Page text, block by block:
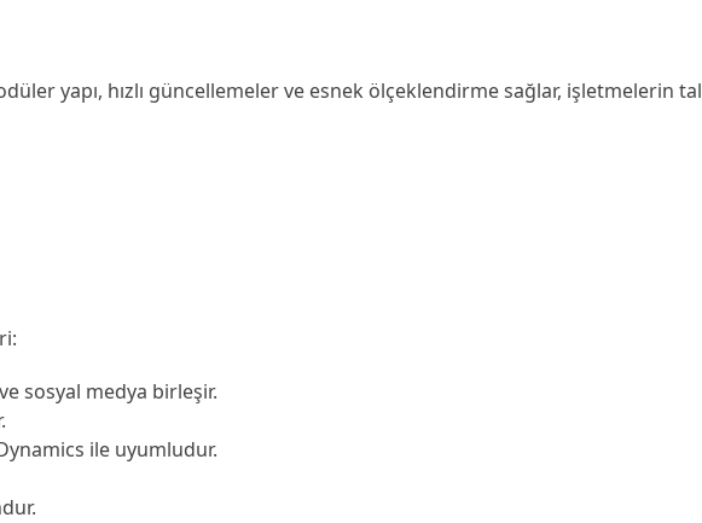
yapı, hızlı güncellemeler ve esnek ölçeklendirme sağlar, işletmelerin
sosyal medya birleşir.
ile uyumludur.